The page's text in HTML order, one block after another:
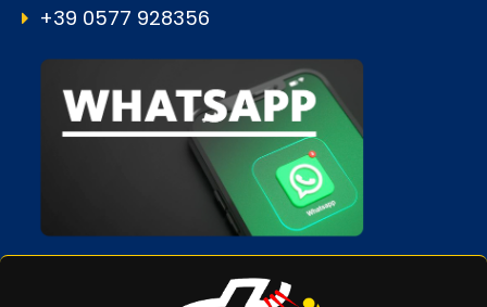
+39 0577 928356